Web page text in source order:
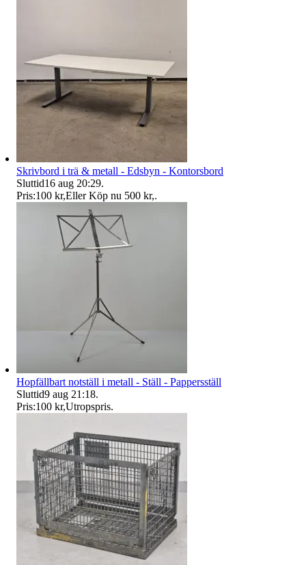
Skrivbord i trä & metall - Edsbyn - Kontorsbord
Sluttid16 aug 20:29.
Pris:100 kr,Eller Köp nu 500 kr,.
Hopfällbart notställ i metall - Ställ - Pappersställ
Sluttid9 aug 21:18.
Pris:100 kr,Utropspris.